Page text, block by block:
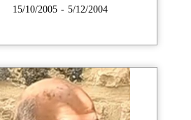
5/12/2004 - 15/10/2005